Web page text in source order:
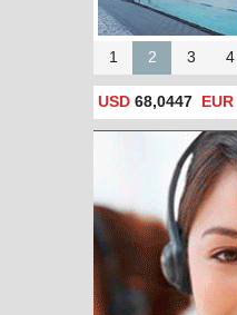
1 2 3 4
USD 68,0447 EUR